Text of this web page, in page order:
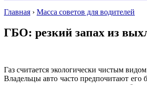
Главная › Масса советов для водителей
ГБО: резкий запах из
Газ считается экологически чистым
Владельцы авто часто предпочитают его